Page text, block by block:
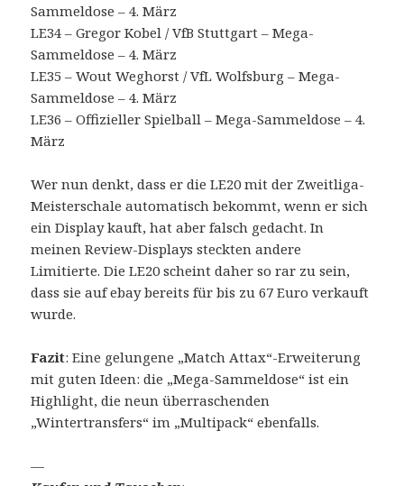
Sammeldose – 4. März
LE34 – Gregor Kobel / VfB Stuttgart – Mega-
Sammeldose – 4. März
LE35 – Wout Weghorst / VfL Wolfsburg – Mega-
Sammeldose – 4. März
LE36 – Offizieller Spielball – Mega-Sammeldose – 4.
März
Wer nun denkt, dass er die LE20 mit der Zweitliga-
Meisterschale automatisch bekommt, wenn er sich
ein Display kauft, hat aber falsch gedacht. In
meinen Review-Displays steckten andere
Limitierte. Die LE20 scheint daher so rar zu sein,
dass sie auf ebay bereits für bis zu 67 Euro verkauft
wurde.
Fazit: Eine gelungene „Match Attax“-Erweiterung
mit guten Ideen: die „Mega-Sammeldose“ ist ein
Highlight, die neun überraschenden
„Wintertransfers“ im „Multipack“ ebenfalls.
—